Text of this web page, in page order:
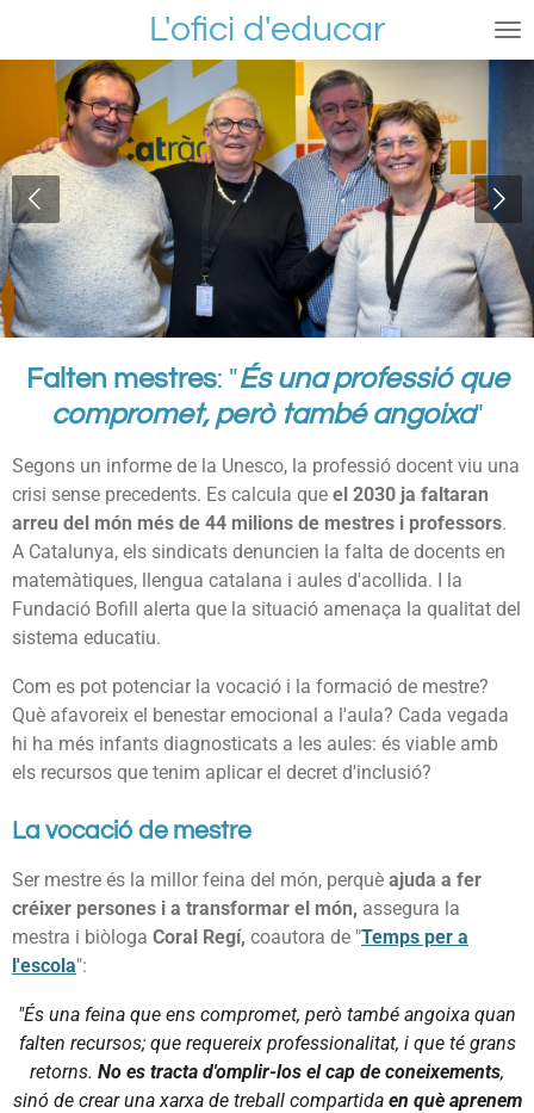
contenido
principal
L'ofici d'educar
Falten mestres: "És una professió que
compromet, però també angoixa"
Segons un informe de la Unesco, la professió docent viu una
crisi sense precedents. Es calcula que el 2030 ja faltaran
arreu del món més de 44 milions de mestres i professors.
A Catalunya, els sindicats denuncien la falta de docents en
matemàtiques, llengua catalana i aules d'acollida. I la
Fundació Bofill alerta que la situació amenaça la qualitat del
sistema educatiu.
Com es pot potenciar la vocació i la formació de mestre?
Què afavoreix el benestar emocional a l'aula? Cada vegada
hi ha més infants diagnosticats a les aules: és viable amb
els recursos que tenim aplicar el decret d'inclusió?
La vocació de mestre
Ser mestre és la millor feina del món, perquè ajuda a fer
créixer persones i a transformar el món, assegura la
mestra i biòloga Coral Regí, coautora de "Temps per a
l'escola":
"És una feina que ens compromet, però també angoixa quan
falten recursos; que requereix professionalitat, i que té grans
retorns. No es tracta d'omplir-los el cap de coneixements,
sinó de crear una xarxa de treball compartidaen què aprenem